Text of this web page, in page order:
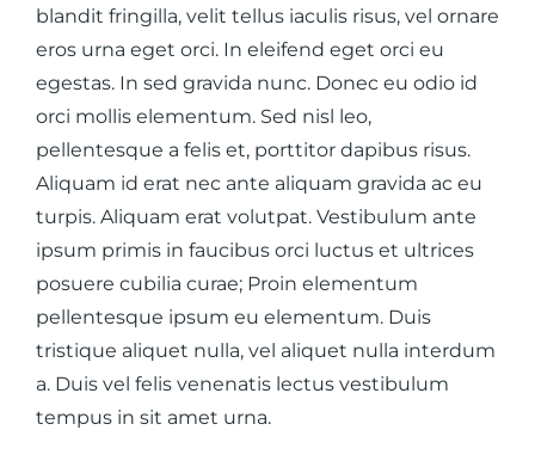
blandit fringilla, velit tellus iaculis risus, vel ornare
eros urna eget orci. In eleifend eget orci eu
egestas. In sed gravida nunc. Donec eu odio id
orci mollis elementum. Sed nisl leo,
pellentesque a felis et, porttitor dapibus risus.
Aliquam id erat nec ante aliquam gravida ac eu
turpis. Aliquam erat volutpat. Vestibulum ante
ipsum primis in faucibus orci luctus et ultrices
posuere cubilia curae; Proin elementum
pellentesque ipsum eu elementum. Duis
tristique aliquet nulla, vel aliquet nulla interdum
a. Duis vel felis venenatis lectus vestibulum
tempus in sit amet urna.